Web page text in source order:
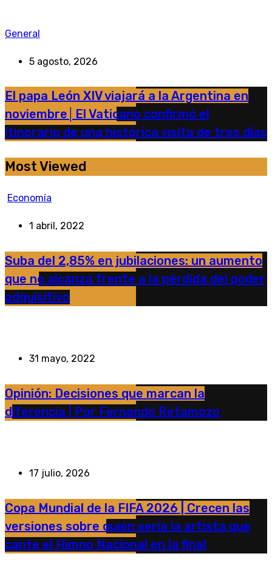
General
5 agosto, 2026
El papa León XIV viajará a la Argentina en
noviembre│El Vaticano confirmó el
itinerario de una histórica visita de tres días
Most Viewed
Economía
1 abril, 2022
Suba del 2,85% en jubilaciones: un aumento
que no alcanza frente a la pérdida del poder
adquisitivo
31 mayo, 2022
Opinión: Decisiones que marcan la
diferencia | Por Fernando Retamozo
17 julio, 2026
Copa Mundial de la FIFA 2026 | Crecen las
versiones sobre quién sería la artista que
cante el Himno Nacional en la final